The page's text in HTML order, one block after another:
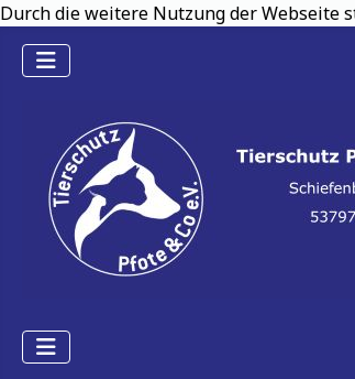
Durch die weitere Nutzung der Webseite